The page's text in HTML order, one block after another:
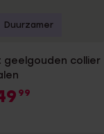
geelgouden collier
99
Duurzamer